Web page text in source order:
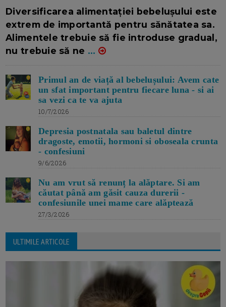
Diversificarea alimentației bebelușului este
extrem de importantă pentru sănătatea sa.
Alimentele trebuie să fie introduse gradual,
nu trebuie să ne ...
Primul an de viață al bebelușului: Avem cate
un sfat important pentru fiecare luna - si ai
sa vezi ca te va ajuta
10/7/2026
Depresia postnatala sau baletul dintre
dragoste, emotii, hormoni si oboseala crunta
- confesiuni
9/6/2026
Nu am vrut să renunț la alăptare. Si am
căutat până am găsit cauza durerii -
confesiunile unei mame care alăptează
27/3/2026
ULTIMILE ARTICOLE